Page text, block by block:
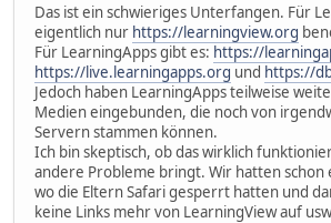
Das ist ein schwieriges Unterfangen. Für
eigentlich nur https://learningview.org
Für LearningApps gibt es: https://
https://live.learningapps.org und https://
Jedoch haben LearningApps teilweise
Medien eingebunden, die noch von
Servern stammen können.
Ich bin skeptisch, ob das wirklich
andere Probleme bringt. Wir hatten schon
wo die Eltern Safari gesperrt hatten und
keine Links mehr von LearningView auf